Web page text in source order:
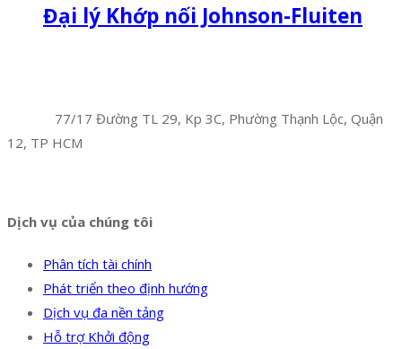
Đại lý Khớp nối Johnson-Fluiten
77/17 Đường TL 29, Kp 3C, Phường Thạnh Lộc, Quận
12, TP HCM
Dịch vụ của chúng tôi
Phân tích tài chính
Phát triển theo định hướng
Dịch vụ đa nền tảng
Hỗ trợ Khởi động